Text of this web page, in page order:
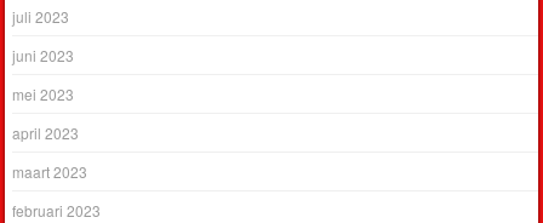
juli 2023
juni 2023
mei 2023
april 2023
maart 2023
februari 2023